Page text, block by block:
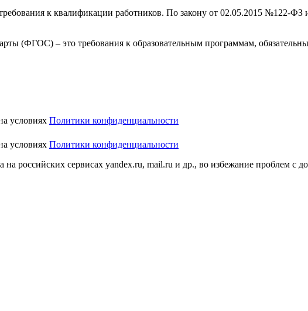
к квалификации работников. По закону от 02.05.2015 №122-ФЗ
(ФГОС) – это требования к образовательным программам,
условиях Политики конфиденциальности
условиях Политики конфиденциальности
российских сервисах yandex.ru, mail.ru и др., во избежание проблем с